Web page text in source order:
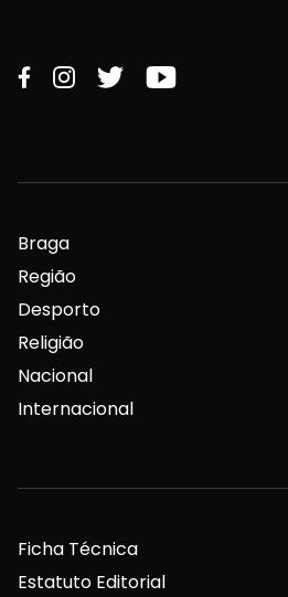
Braga
Região
Desporto
Religião
Nacional
Internacional
Ficha Técnica
Estatuto Editorial